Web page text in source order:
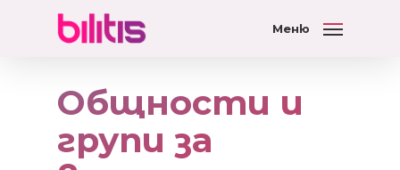
Меню
Общности и
групи за